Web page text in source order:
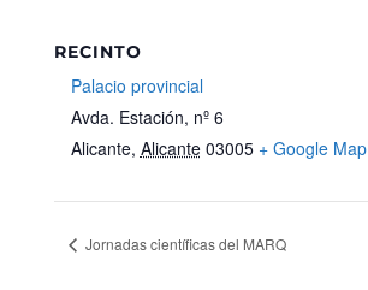
RECINTO
Palacio provincial
Avda. Estación, nº 6
Alicante, Alicante 03005 + Google Map
Jornadas científicas del MARQ